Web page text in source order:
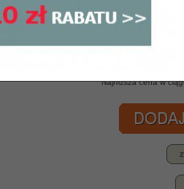
nasza
w cenie masz
Najniższa cena w